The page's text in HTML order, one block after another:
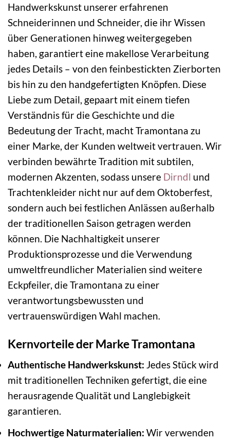
Handwerkskunst unserer erfahrenen
Schneiderinnen und Schneider, die ihr Wissen
über Generationen hinweg weitergegeben
haben, garantiert eine makellose Verarbeitung
jedes Details – von den feinbestickten Zierborten
bis hin zu den handgefertigten Knöpfen. Diese
Liebe zum Detail, gepaart mit einem tiefen
Verständnis für die Geschichte und die
Bedeutung der Tracht, macht Tramontana zu
einer Marke, der Kunden weltweit vertrauen. Wir
verbinden bewährte Tradition mit subtilen,
modernen Akzenten, sodass unsere Dirndl und
Trachtenkleider nicht nur auf dem Oktoberfest,
sondern auch bei festlichen Anlässen außerhalb
der traditionellen Saison getragen werden
können. Die Nachhaltigkeit unserer
Produktionsprozesse und die Verwendung
umweltfreundlicher Materialien sind weitere
Eckpfeiler, die Tramontana zu einer
verantwortungsbewussten und
vertrauenswürdigen Wahl machen.
Kernvorteile der Marke Tramontana
Authentische Handwerkskunst: Jedes Stück wird
mit traditionellen Techniken gefertigt, die eine
herausragende Qualität und Langlebigkeit
garantieren.
Hochwertige Naturmaterialien: Wir verwenden